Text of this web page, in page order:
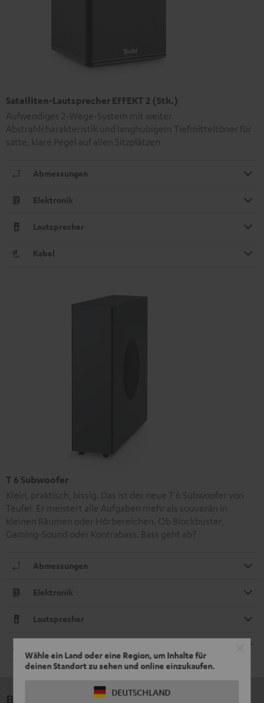
Wähle ein Land oder eine Region, um Inhalte für
deinen Standort zu sehen und online einzukaufen.
DEUTSCHLAND
Satelliten-Lautsprecher EFFEKT 2 (Stk.)
Aufwendiges 2-Wege-System mit weiter
Abstrahlcharakteristik und langhubigem Tiefmitteltöner für
satte, klare Pegel auf allen Sitzplätzen
Abmessungen
Elektronik
Lautsprecher
Kabel
T 6 Subwoofer
Klein, praktisch, bissig. Das ist der neue T 6 Subwoofer von
Teufel. Er meistert alle Aufgaben mehr als souverän in
kleinen Räumen oder Hörbereichen. Ob Blockbuster,
Gaming-Sound oder Kontrabass. Bass geht ab?
Abmessungen
Elektronik
Lautsprecher